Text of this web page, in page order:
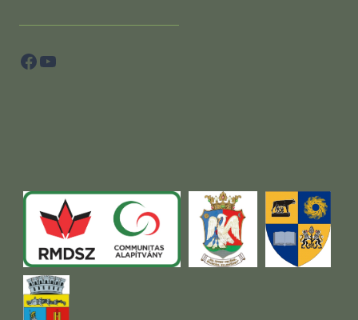
Facebook
YouTube